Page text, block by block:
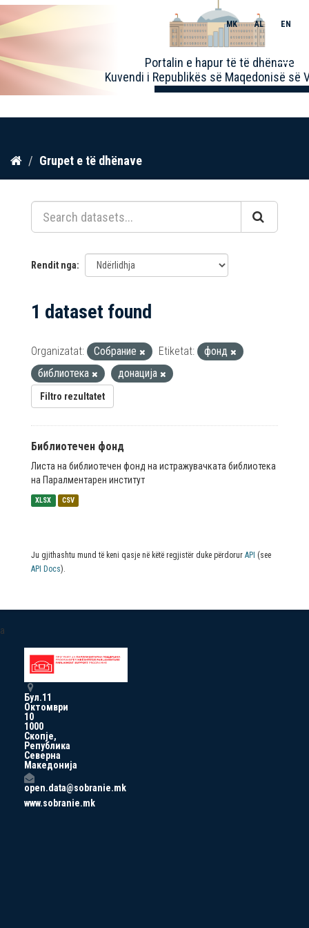
Kalo
përmbajtja
Portalin e hapur të të dhënave
Kuvendi i Republikës së Maqedonisë së
MK AL EN
Toggle
Grupet e të dhënave
Rendit nga
1 dataset found
Organizatat: Собрание Etiketat:
фонд
библиотека
донација
Filtro rezultatet
Библиотечен фонд
Листа на библиотечен фонд на истражувачката библиотека
на Паралментарен институт
XLSX CSV
Ju gjithashtu mund të keni qasje në këtë regjistër duke përdorur API (see
API Docs).
a
Бул.11
Октомври
10
1000
Скопје,
Република
Северна
Македонија
open.data@sobranie.mk
www.sobranie.mk